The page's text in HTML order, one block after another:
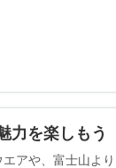
力を楽しもう
アや、富士山よ